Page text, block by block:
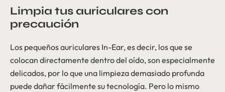
Limpia tus auriculares con
precaución
Los pequeños auriculares In-Ear, es decir, los que se
colocan directamente dentro del oído, son especialmente
delicados, por lo que una limpieza demasiado profunda
puede dañar fácilmente su tecnología. Pero lo mismo